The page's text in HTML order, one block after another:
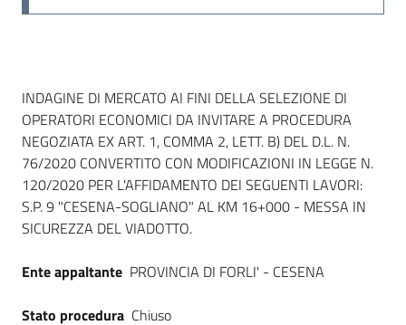
Dati del bando
INDAGINE DI MERCATO AI FINI DELLA SELEZIONE DI
OPERATORI ECONOMICI DA INVITARE A PROCEDURA
NEGOZIATA EX ART. 1, COMMA 2, LETT. B) DEL D.L. N.
76/2020 CONVERTITO CON MODIFICAZIONI IN LEGGE N.
120/2020 PER L'AFFIDAMENTO DEI SEGUENTI LAVORI:
S.P. 9 "CESENA-SOGLIANO" AL KM 16+000 - MESSA IN
SICUREZZA DEL VIADOTTO.
Ente appaltante PROVINCIA DI FORLI' - CESENA
Stato procedura Chiuso